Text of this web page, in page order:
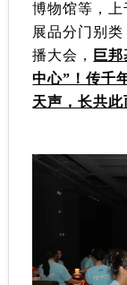
博物馆等，
展品分门别
播大会，
巨
中心”！传千
天声，长共此